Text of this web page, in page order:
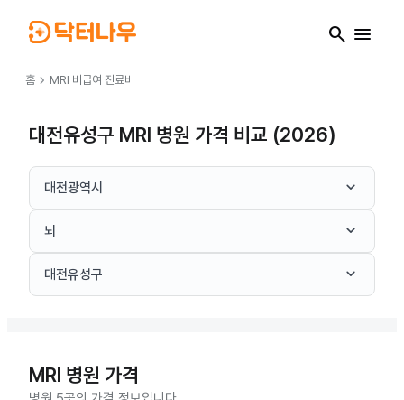
search menu
홈 chevron_right MRI 비급여 진료비
대전유성구 MRI 병원 가격 비교 (2026)
대전광역시 keyboard_arrow_down
뇌 keyboard_arrow_down
대전유성구 keyboard_arrow_down
MRI 병원 가격